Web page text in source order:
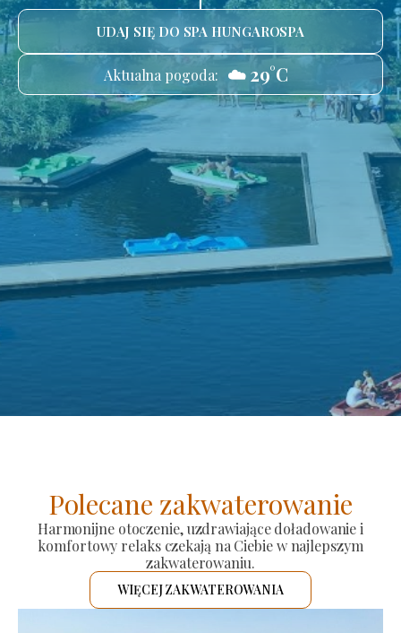
UDAJ SIĘ DO SPA HUNGAROSPA
Aktualna pogoda: ☁️ 29°C
Polecane zakwaterowanie
Harmonijne otoczenie, uzdrawiające doładowanie i
komfortowy relaks czekają na Ciebie w najlepszym
zakwaterowaniu.
WIĘCEJ ZAKWATEROWANIA